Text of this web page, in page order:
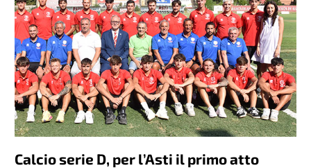
Calcio serie D, per l’Asti il primo atto